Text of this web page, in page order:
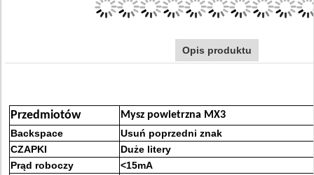
Opis produktu
Przedmiotów
Mysz powietrzna MX3
Backspace
Usuń poprzedni znak
CZAPKI
Duże litery
Prąd roboczy
<15mA